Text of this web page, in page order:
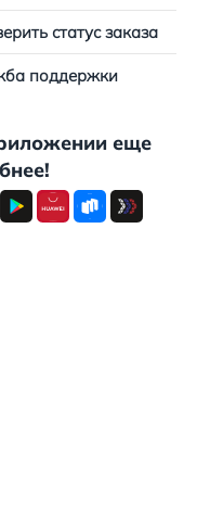
статус заказа
поддержки
еще